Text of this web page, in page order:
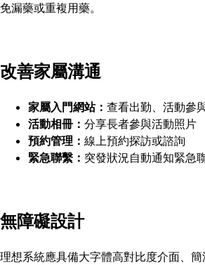
免漏藥或重複用藥。
改善家屬溝通
家屬入門網站： 查看出勤、活動參
活動相冊： 分享長者參與活動照片
預約管理： 線上預約探訪或諮詢
緊急聯繫： 突發狀況自動通知緊急
無障礙設計
理想系統應具備大字體高對比度介面、